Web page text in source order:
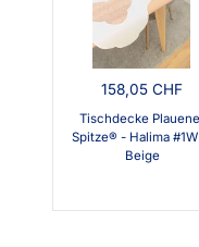
158,05 CHF
Tischdecke
Spitze® - Halima
Beige